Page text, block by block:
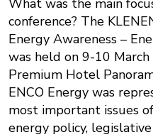
What was the main
conference? The
Energy Awareness –
was held on 9-10
Premium Hotel
ENCO Energy was
most important issues
energy policy, legislative